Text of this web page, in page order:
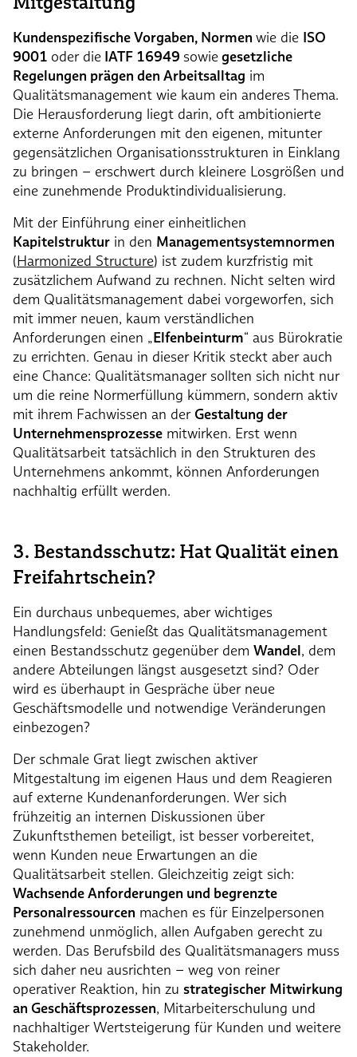
Kundenspezifische Vorgaben, Normen wie die ISO
9001 oder die IATF 16949 sowiegesetzliche
Regelungen prägen den Arbeitsalltag im
Qualitätsmanagement wie kaum ein anderes Thema.
Die Herausforderung liegt darin, oft ambitionierte
externe Anforderungen mit den eigenen, mitunter
gegensätzlichen Organisationsstrukturen in Einklang
zu bringen – erschwert durch kleinere Losgrößen und
eine zunehmende Produktindividualisierung.
Mit der Einführung einer einheitlichen
Kapitelstruktur in den Managementsystemnormen
(Harmonized Structure) ist zudem kurzfristig mit
zusätzlichem Aufwand zu rechnen. Nicht selten wird
dem Qualitätsmanagement dabei vorgeworfen, sich
mit immer neuen, kaum verständlichen
Anforderungen einen „Elfenbeinturm“ aus Bürokratie
zu errichten. Genau in dieser Kritik steckt aber auch
eine Chance: Qualitätsmanager sollten sich nicht nur
um die reine Normerfüllung kümmern, sondern aktiv
mit ihrem Fachwissen an derGestaltung der
Unternehmensprozesse mitwirken. Erst wenn
Qualitätsarbeit tatsächlich in den Strukturen des
Unternehmens ankommt, können Anforderungen
nachhaltig erfüllt werden.
3. Bestandsschutz: Hat Qualität einen
Freifahrtschein?
Ein durchaus unbequemes, aber wichtiges
Handlungsfeld: Genießt das Qualitätsmanagement
einen Bestandsschutz gegenüber dem Wandel, dem
andere Abteilungen längst ausgesetzt sind? Oder
wird es überhaupt in Gespräche über neue
Geschäftsmodelle und notwendige Veränderungen
einbezogen?
Der schmale Grat liegt zwischen aktiver
Mitgestaltung im eigenen Haus und dem Reagieren
auf externe Kundenanforderungen. Wer sich
frühzeitig an internen Diskussionen über
Zukunftsthemen beteiligt, ist besser vorbereitet,
wenn Kunden neue Erwartungen an die
Qualitätsarbeit stellen. Gleichzeitig zeigt sich:
Wachsende Anforderungen und begrenzte
Personalressourcen machen es für Einzelpersonen
zunehmend unmöglich, allen Aufgaben gerecht zu
werden. Das Berufsbild des Qualitätsmanagers muss
sich daher neu ausrichten – weg von reiner
operativer Reaktion, hin zu strategischer Mitwirkung
an Geschäftsprozessen, Mitarbeiterschulung und
nachhaltiger Wertsteigerung für Kunden und weitere
Stakeholder.